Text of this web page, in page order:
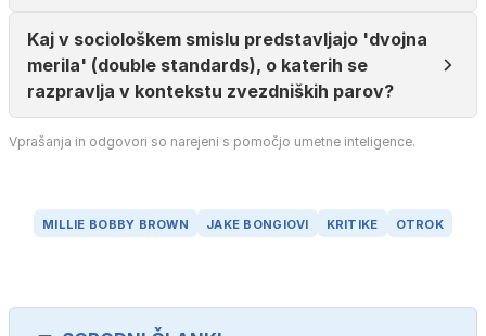
Kaj v sociološkem smislu predstavljajo 'dvojna
merila' (double standards), o katerih se
razpravlja v kontekstu zvezdniških parov?
Vprašanja in odgovori so narejeni s pomočjo umetne inteligence.
MILLIE BOBBY BROWN JAKE BONGIOVI KRITIKE OTROK